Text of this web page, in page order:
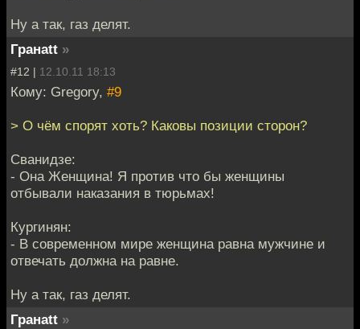
Ну а так, газ делят.
Гранаtt »
#12 | 12.10.11 18:13
Кому: Gregory, #9
> О чём спорят хоть? Каковы позиции сторон?
Сванидзе:
- Она Женщина! Я против что бы женщины
отбывали наказания в тюрьмах!
Кургинян:
- В современном мире женщина равна мужчине и
отвечать должна на равне.
Ну а так, газ делят.
Гранаtt »